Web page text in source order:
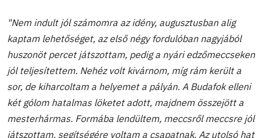
"Nem indult jól számomra az idény, augusztusban alig
kaptam lehetőséget, az első négy fordulóban nagyjából
huszonöt percet játszottam, pedig a nyári edzőmeccseken
jól teljesítettem. Nehéz volt kivárnom, míg rám került a
sor, de kiharcoltam a helyemet a pályán. A Budafok elleni
két gólom hatalmas löketet adott, majdnem összejött a
mesterhármas. Formába lendültem, meccsről meccsre jól
játszottam, segítségére voltam a csapatnak. Az utolsó hat